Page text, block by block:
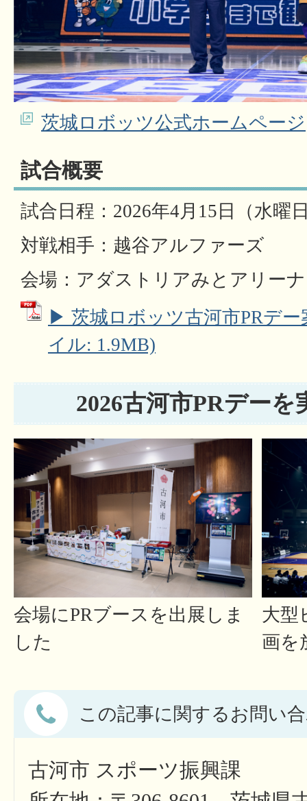
茨城ロボッツ公式ホームページ
試合概要
試合日程：2026年4月15日（水曜
対戦相手：越谷アルファーズ
会場：アダストリアみとアリー
▶ 茨城ロボッツ古河市PRデ
イル: 1.9MB)
2026古河市PRデーを
会場にPRブースを出展しま
した
大型
画を
この記事に関するお問い
古河市 スポーツ振興課